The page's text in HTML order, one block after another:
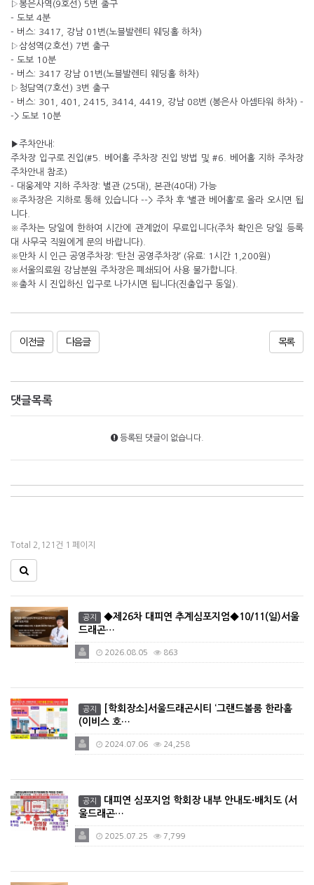
▷봉은사역(9호선) 5번 출구
- 도보 4분
- 버스: 3417, 강남 01번(노블발렌티 웨딩홀 하차)
▷삼성역(2호선) 7번 출구
- 도보 10분
- 버스: 3417 강남 01번(노블발렌티 웨딩홀 하차)
▷청담역(7호선) 3번 출구
- 버스: 301, 401, 2415, 3414, 4419, 강남 08번 (봉은사 아셈타워 하차) -
-> 도보 10분
▶주차안내:
주차장 입구로 진입(#5. 베어홀 주차장 진입 방법 및 #6. 베어홀 지하 주차장
주차안내 참조)
- 대웅제약 지하 주차장: 별관 (25대), 본관(40대) 가능
※주차장은 지하로 통해 있습니다 --> 주차 후 ‘별관 베어홀’로 올라 오시면 됩
니다.
※주차는 당일에 한하여 시간에 관계없이 무료입니다(주차 확인은 당일 등록
대 사무국 직원에게 문의 바랍니다).
※만차 시 인근 공영주차장: ‘탄천 공영주차장’ (유료: 1시간 1,200원)
※서울의료원 강남분원 주차장은 폐쇄되어 사용 불가합니다.
※출차 시 진입하신 입구로 나가시면 됩니다(진출입구 동일).
이전글 다음글 목록
댓글목록
등록된 댓글이 없습니다.
Total 2,121건 1 페이지
공지
◆제26차 대피연 추계심포지엄◆10/11(일)서울
드래곤…
2026.08.05 863
공지
[학회장소]서울드래곤시티 ‘그랜드볼룸 한라홀
(이비스 호…
2024.07.06 24,258
공지
대피연 심포지엄 학회장 내부 안내도·배치도 (서
울드래곤…
2025.07.25 7,799